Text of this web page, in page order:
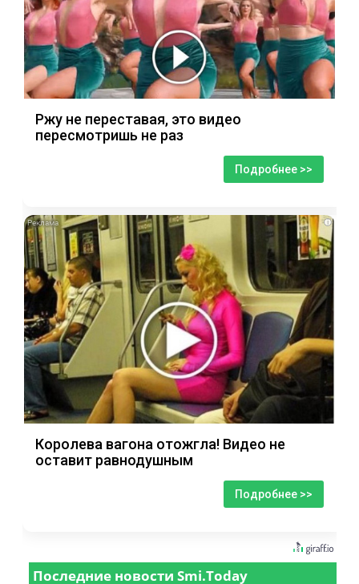
Ржу не переставая, это видео
пересмотришь не раз
Подробнее >>
i
Королева вагона отожгла! Видео не
оставит равнодушным
Подробнее >>